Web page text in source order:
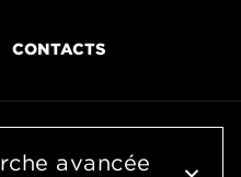
CONTACTS